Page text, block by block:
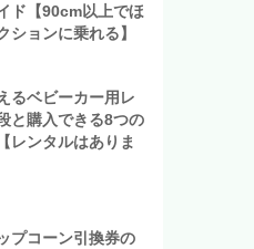
ド【90cm以上でほ
ションに乗れる】
るベビーカー用レ
と購入できる8つの
レンタルはありま
プコーン引換券の